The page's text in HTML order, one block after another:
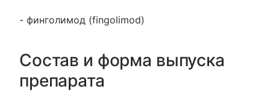
- финголимод (fingolimod)
Состав и форма выпуска
препарата